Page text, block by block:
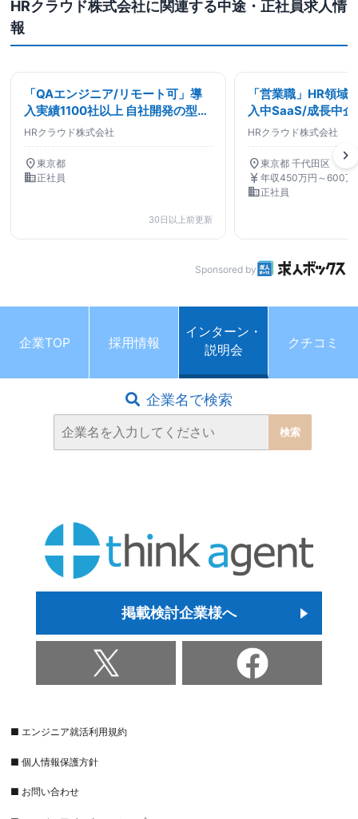
HRクラウド株式会社に関連する中途・正社員求人情
報
「QAエンジニア/リモート可」導
入実績1100社以上 ︎自社開発の型採
用管理システム「採用一括かんり
くん」のプロダクト品質管理
HRクラウド株式会社
location_on東京都
business正社員
30日以上前更新
「営業職」HR領
入中SaaS/成長中
ット/Webサービス
HRクラウド株式会社
location_on東京都 千代田区
currency_yen年収450万円～600万
business正社員
chevron_right
Sponsored by
企業TOP 採用情報
インターン・
説明会
クチコミ
企業名で検索
掲載検討企業様へ
■ エンジニア就活利用規約
■ 個人情報保護方針
■ お問い合わせ